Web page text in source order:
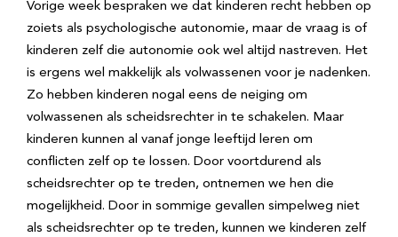
Vorige week bespraken we dat kinderen recht hebben op
zoiets als psychologische autonomie, maar de vraag is of
kinderen zelf die autonomie ook wel altijd nastreven. Het
is ergens wel makkelijk als volwassenen voor je nadenken.
Zo hebben kinderen nogal eens de neiging om
volwassenen als scheidsrechter in te schakelen. Maar
kinderen kunnen al vanaf jonge leeftijd leren om
conflicten zelf op te lossen. Door voortdurend als
scheidsrechter op te treden, ontnemen we hen die
mogelijkheid. Door in sommige gevallen simpelweg niet
als scheidsrechter op te treden, kunnen we kinderen zelf